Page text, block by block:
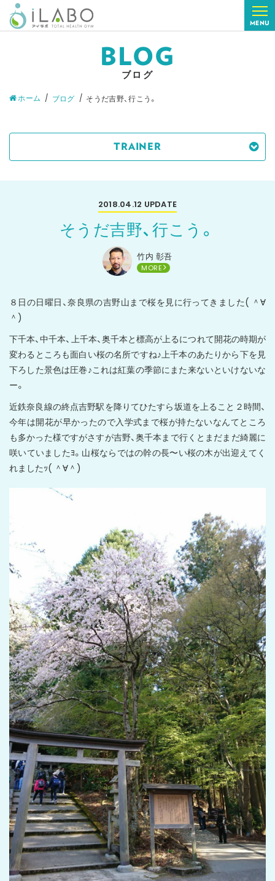
MENU
BLOG
ブログ
ホーム ブログ そうだ吉野、行こう。
TRAINER
2018.04.12 UPDATE
そうだ吉野、行こう。
竹内 彰吾
MORE
８日の日曜日、奈良県の吉野山まで桜を見に行ってきました( ＾∀
＾)
下千本、中千本、上千本、奥千本と標高が上るにつれて開花の時期が
変わるところも面白い桜の名所ですね♪上千本のあたりから下を見
下ろした景色は圧巻♪これは紅葉の季節にまた来ないといけないな
ー。
近鉄奈良線の終点吉野駅を降りてひたすら坂道を上ること２時間、
今年は開花が早かったので入学式まで桜が持たないなんてところ
も多かった様ですがさすが吉野、奥千本まで行くとまだまだ綺麗に
咲いていましたﾖ。山桜ならではの幹の長〜い桜の木が出迎えてく
れましたｯ( ＾∀＾)